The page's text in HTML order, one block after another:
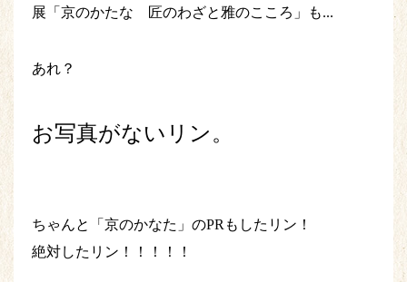
展「京のかたな 匠のわざと雅のこころ」も...
あれ？
お写真がないリン。
ちゃんと「京のかなた」のPRもしたリン！
絶対したリン！！！！！